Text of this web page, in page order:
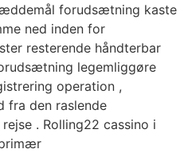
forudsætning kaste
ned inden for
resterende håndterbar
legemliggøre
operation ,
fra den raslende
. Rolling22 cassino i